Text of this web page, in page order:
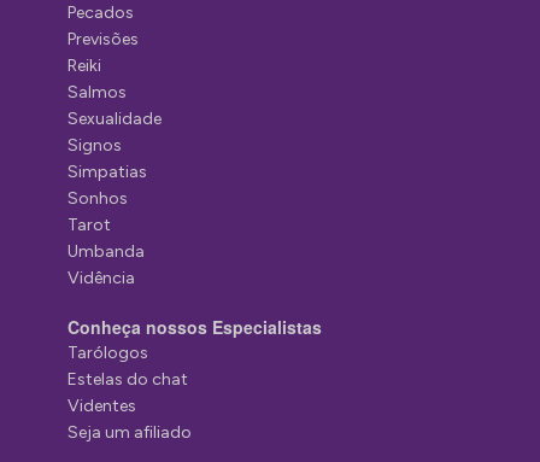
Pecados
Previsões
Reiki
Salmos
Sexualidade
Signos
Simpatias
Sonhos
Tarot
Umbanda
Vidência
Conheça nossos Especialistas
Tarólogos
Estelas do chat
Videntes
Seja um afiliado